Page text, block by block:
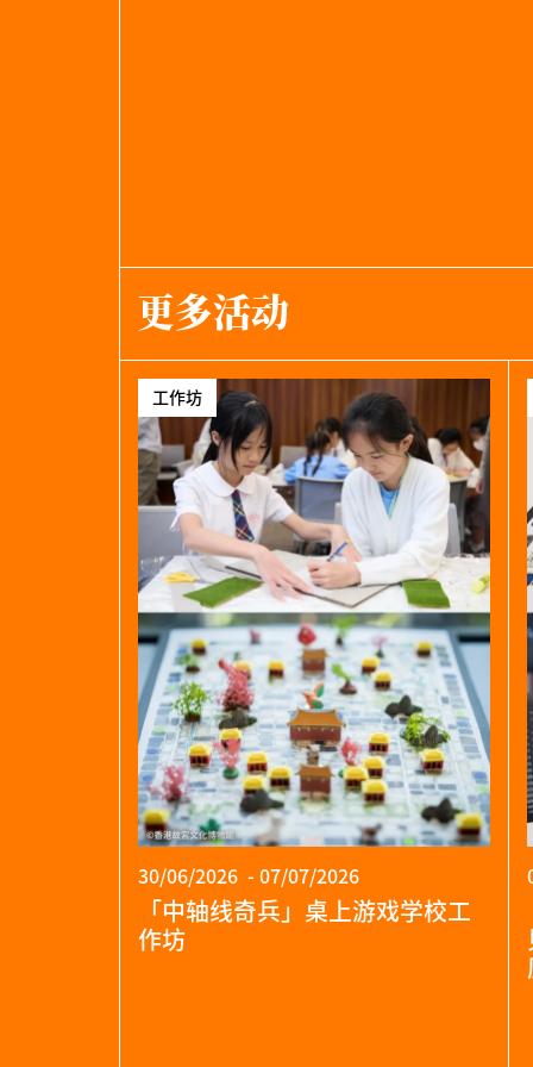
更多活动
工作坊
30/06/2026 - 07/07/2026
「中轴线奇兵」桌上游戏学校工
作坊